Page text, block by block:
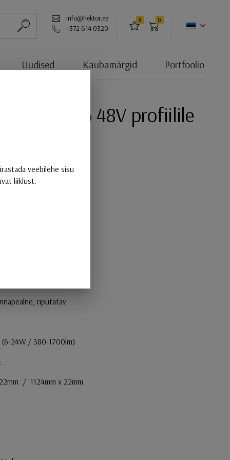
ALUSTA OTSIMIST
info@hektor.ee
+372 614 0320
LEMMIKUD
0
OSTUKORV
0
Uudised Kaubamärgid Portfoolio
48V profiilile
x 22mm
x 22mm
x 22mm
riputatav
24W / 380-1700lm)
/ 1124mm x 22mm
veebilehe sisu
liiklust.